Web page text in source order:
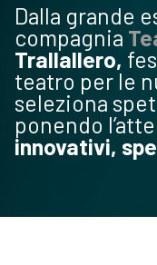
Dalla grande
compagnia
Trallallero,
teatro per le
seleziona
ponendo
innovativi,